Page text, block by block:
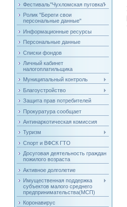
Фестиваль"Чухломская пуговка"
Ролик "Береги свои
персональные данные"
Информационные ресурсы
Персональные данные
Списки фондов
Личный кабинет
налогоплатильщика
Муниципальный контроль
Благоустройство
Защита прав потребителей
Прокуратура сообщает
Антинаркотическая комиссия
Туризм
Спорт и ВФСК ГТО
Досуговая деятельность граждан
пожилого возраста
Активное долголетие
Имущественная поддержка
субъектов малого среднего
предпринимательства(МСП)
Коронавирус